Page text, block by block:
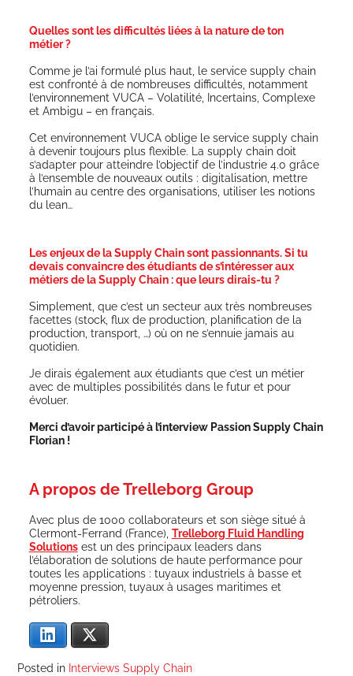
Quelles sont les difficultés liées à la nature de ton
métier ?
Comme je l’ai for­mu­lé plus haut, le ser­vice sup­ply chain
est confron­té à de nom­breuses dif­fi­cul­tés, notam­ment
l’environnement VUCA – Vola­ti­li­té, Incer­tains, Com­plexe
et Ambi­gu – en français.
Cet envi­ron­ne­ment VUCA oblige le ser­vice sup­ply chain
à deve­nir tou­jours plus flexible. La sup­ply chain doit
s’adapter pour atteindre l’objectif de l’industrie 4.0 grâce
à l’ensemble de nou­veaux outils : digi­ta­li­sa­tion, mettre
l’humain au centre des orga­ni­sa­tions, uti­li­ser les notions
du lean…
Les enjeux de la Supply Chain sont passionnants. Si tu
devais convaincre des étudiants de s’intéresser aux
métiers de la Supply Chain : que leurs dirais-tu ?
Sim­ple­ment, que c’est un sec­teur aux très nom­breuses
facettes (stock, flux de pro­duc­tion, pla­ni­fi­ca­tion de la
pro­duc­tion, trans­port, …) où on ne s’ennuie jamais au
quotidien.
Je dirais éga­le­ment aux étu­diants que c’est un métier
avec de mul­tiples pos­si­bi­li­tés dans le futur et pour
évoluer.
Mer­ci d’avoir par­ti­ci­pé à l’interview Pas­sion Sup­ply Chain
Florian !
A propos deTrelleborg Group
Avec plus de 1000 col­la­bo­ra­teurs et son siège situé à
Cler­mont-Fer­rand (France), Trel­le­borg Fluid Hand­ling
Solu­tionsest un des prin­ci­paux lea­ders dans
l’élaboration de solu­tions de haute per­for­mance pour
toutes les appli­ca­tions : tuyaux indus­triels à basse et
moyenne pres­sion, tuyaux à usages mari­times et
pétroliers.
Lin­ke­dIn
Posted in Interviews Supply Chain